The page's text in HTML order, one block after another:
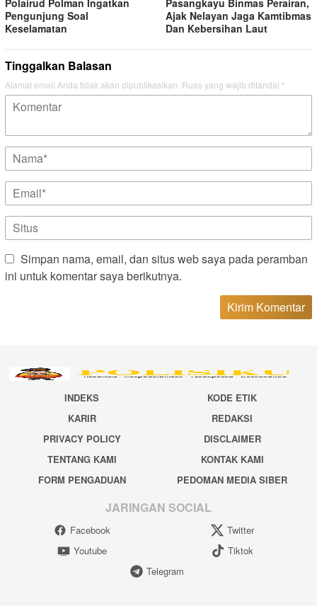
Polairud Polman Ingatkan
Pengunjung Soal
Keselamatan
Pasangkayu Binmas Perairan,
Ajak Nelayan Jaga Kamtibmas
Dan Kebersihan Laut
Tinggalkan Balasan
Alamat email Anda tidak akan dipublikasikan. Ruas yang wajib ditandai *
Simpan nama, email, dan situs web saya pada peramban
ini untuk komentar saya berikutnya.
INDEKS
KODE ETIK
KARIR
REDAKSI
PRIVACY POLICY
DISCLAIMER
TENTANG KAMI
KONTAK KAMI
FORM PENGADUAN
PEDOMAN MEDIA SIBER
JARINGAN SOCIAL
Facebook
Twitter
Youtube
Tiktok
Telegram